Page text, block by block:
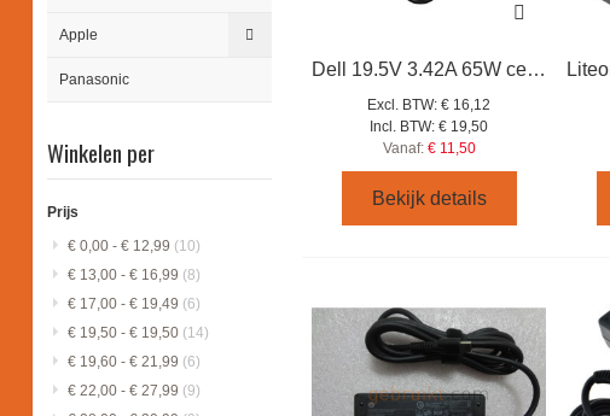
Dell 19.5V 3.42A 65W center pin oplader
Excl. BTW: € 16,12
Incl. BTW: € 19,50
Vanaf: € 11,50
Bekijk details
Apple
Panasonic
Winkelen per
Prijs
€ 0,00- € 12,99 (10)
€ 13,00- € 16,99 (8)
€ 17,00- € 19,49 (6)
€ 19,50- € 19,50 (14)
€ 19,60- € 21,99 (6)
€ 22,00- € 27,99 (9)